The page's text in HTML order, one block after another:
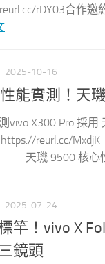
rDY03合作邀
2025-10-16
能實測！天
vivo X300 Pro 採
reurl.cc/
天璣 9500 核心性
2025-07-24
竿！vivo X
鏡頭